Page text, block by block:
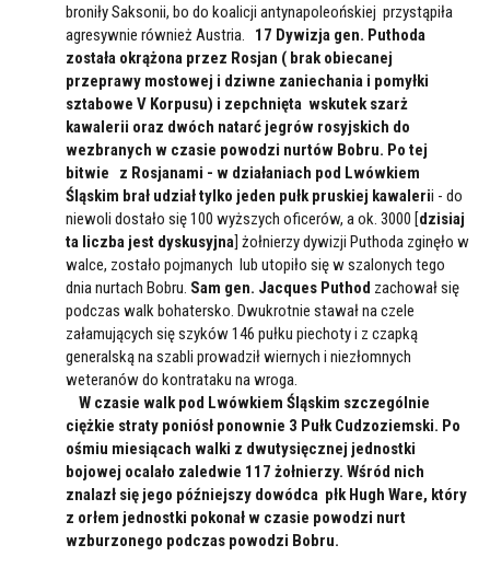
broniły Saksonii, bo do koalicji antynapoleońskiej przystąpiła
agresywnie również Austria. 17 Dywizja gen. Puthoda
została okrążona przez Rosjan ( brak obiecanej
przeprawy mostowej i dziwne zaniechania i pomyłki
sztabowe V Korpusu) i zepchnięta wskutek szarż
kawalerii oraz dwóch natarć jegrów rosyjskich do
wezbranych w czasie powodzi nurtów Bobru. Po tej
bitwie z Rosjanami - w działaniach pod Lwówkiem
Śląskim brał udział tylko jeden pułk pruskiej kawalerii - do
niewoli dostało się 100 wyższych oficerów, a ok. 3000 [dzisiaj
ta liczba jest dyskusyjna] żołnierzy dywizji Puthoda zginęło w
walce, zostało pojmanych lub utopiło się w szalonych tego
dnia nurtach Bobru. Sam gen. Jacques Puthod zachował się
podczas walk bohatersko. Dwukrotnie stawał na czele
załamujących się szyków 146 pułku piechoty i z czapką
generalską na szabli prowadził wiernych i niezłomnych
weteranów do kontrataku na wroga.
W czasie walk pod Lwówkiem Śląskim szczególnie
ciężkie straty poniósł ponownie 3 Pułk Cudzoziemski. Po
ośmiu miesiącach walki z dwutysięcznej jednostki
bojowej ocalało zaledwie 117 żołnierzy. Wśród nich
znalazł się jego późniejszy dowódca płk Hugh Ware, który
z orłem jednostki pokonał w czasie powodzi nurt
wzburzonego podczas powodzi Bobru.